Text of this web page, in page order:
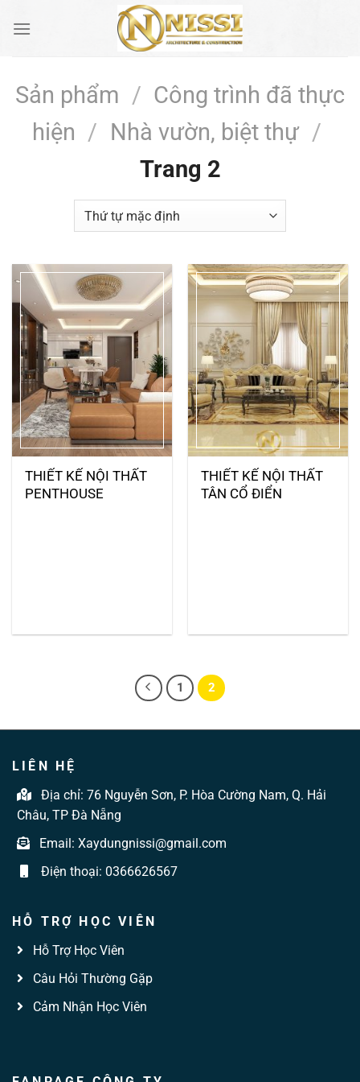
qua
Sản phẩm / Công trình đã thực
hiện / Nhà vườn, biệt thự /
Trang 2
THIẾT KẾ NỘI THẤT
PENTHOUSE
THIẾT KẾ NỘI THẤT
TÂN CỔ ĐIỂN
1 2
LIÊN HỆ
Địa chỉ: 76 Nguyễn Sơn, P. Hòa Cường Nam, Q. Hải
Châu, TP Đà Nẵng
Email: Xaydungnissi@gmail.com
Điện thoại: 0366626567
HỖ TRỢ HỌC VIÊN
Hỗ Trợ Học Viên
Câu Hỏi Thường Gặp
Cảm Nhận Học Viên